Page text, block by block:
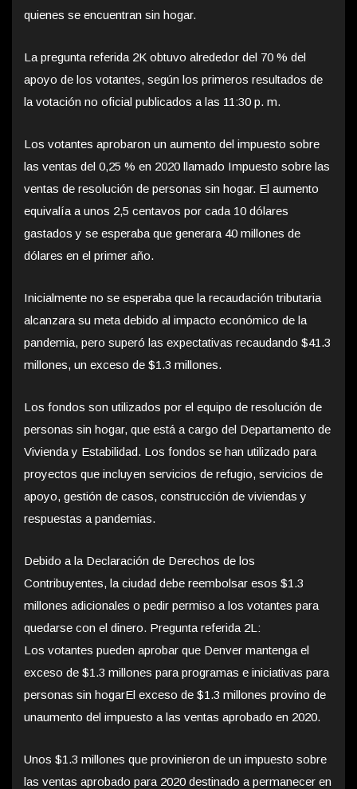
quienes se encuentran sin hogar.
La pregunta referida 2K obtuvo alrededor del 70 % del
apoyo de los votantes, según los primeros resultados de
la votación no oficial publicados a las 11:30 p. m.
Los votantes aprobaron un aumento del impuesto sobre
las ventas del 0,25 % en 2020 llamado Impuesto sobre las
ventas de resolución de personas sin hogar. El aumento
equivalía a unos 2,5 centavos por cada 10 dólares
gastados y se esperaba que generara 40 millones de
dólares en el primer año.
Inicialmente no se esperaba que la recaudación tributaria
alcanzara su meta debido al impacto económico de la
pandemia, pero superó las expectativas recaudando $41.3
millones, un exceso de $1.3 millones.
Los fondos son utilizados por el equipo de resolución de
personas sin hogar, que está a cargo del Departamento de
Vivienda y Estabilidad. Los fondos se han utilizado para
proyectos que incluyen servicios de refugio, servicios de
apoyo, gestión de casos, construcción de viviendas y
respuestas a pandemias.
Debido a la Declaración de Derechos de los
Contribuyentes, la ciudad debe reembolsar esos $1.3
millones adicionales o pedir permiso a los votantes para
quedarse con el dinero. Pregunta referida 2L:
Los votantes pueden aprobar que Denver mantenga el
exceso de $1.3 millones para programas e iniciativas para
personas sin hogarEl exceso de $1.3 millones provino de
unaumento del impuesto a las ventas aprobado en 2020.
Unos $1.3 millones que provinieron de un impuesto sobre
las ventas aprobado para 2020 destinado a permanecer en